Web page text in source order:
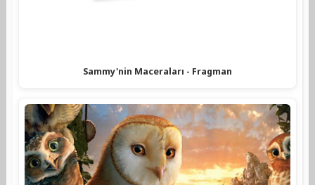
Sammy'nin Maceraları - Fragman